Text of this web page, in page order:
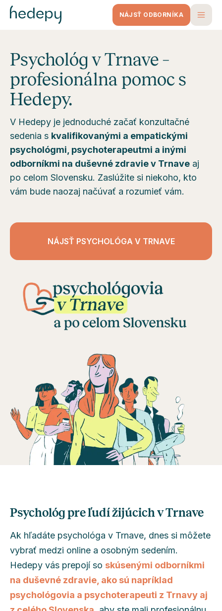
NÁJSŤ ODBORNÍKA
Psychológ v Trnave –
profesionálna pomoc s
Hedepy.
V Hedepy je jednoduché začať konzultačné
sedenia s kvalifikovanými a empatickými
psychológmi, psychoterapeutmi a inými
odborníkmi na duševné zdravie v Trnave aj
po celom Slovensku. Zaslúžite si niekoho, kto
vám bude naozaj načúvať a rozumieť vám.
NÁJSŤ PSYCHOLÓGA V TRNAVE
Psychológ pre ľudí žijúcich v Trnave
Ak hľadáte psychológa v Trnave, dnes si môžete
vybrať medzi online a osobným sedením.
Hedepy vás prepojí so skúsenými odborníkmi
na duševné zdravie, ako sú napríklad
psychológovia a psychoterapeuti z Trnavy aj